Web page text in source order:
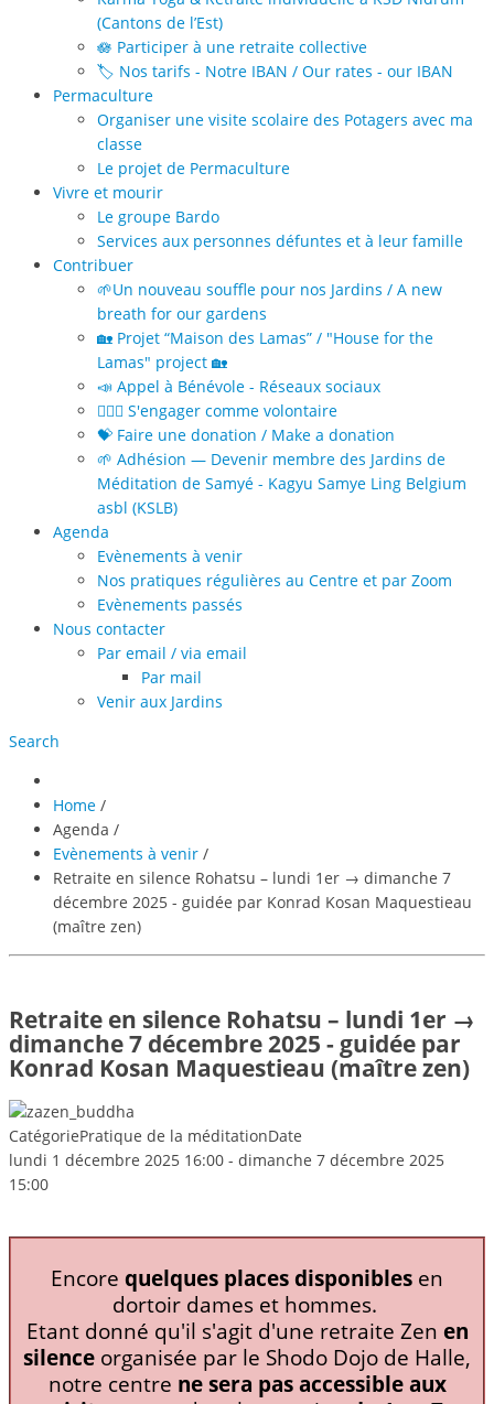
(Cantons de l’Est)
🪷 Participer à une retraite collective
🏷️ Nos tarifs - Notre IBAN / Our rates - our IBAN
Permaculture
Organiser une visite scolaire des Potagers avec ma
classe
Le projet de Permaculture
Vivre et mourir
Le groupe Bardo
Services aux personnes défuntes et à leur famille
Contribuer
🌱Un nouveau souffle pour nos Jardins / A new
breath for our gardens
🏡 Projet “Maison des Lamas” / "House for the
Lamas" project 🏡
📣 Appel à Bénévole - Réseaux sociaux
🙋🏻‍♀️ S'engager comme volontaire
💝 Faire une donation / Make a donation
🌱 Adhésion — Devenir membre des Jardins de
Méditation de Samyé - Kagyu Samye Ling Belgium
asbl (KSLB)
Agenda
Evènements à venir
Nos pratiques régulières au Centre et par Zoom
Evènements passés
Nous contacter
Par email / via email
Par mail
Venir aux Jardins
Search
Home /
Agenda /
Evènements à venir /
Retraite en silence Rohatsu – lundi 1er → dimanche 7
décembre 2025 - guidée par Konrad Kosan Maquestieau
(maître zen)
Retraite en silence Rohatsu – lundi 1er →
dimanche 7 décembre 2025 - guidée par
Konrad Kosan Maquestieau (maître zen)
CatégoriePratique de la méditationDate
lundi 1 décembre 2025 16:00 - dimanche 7 décembre 2025
15:00
Encore quelques places disponibles en
dortoir dames et hommes.
Etant donné qu'il s'agit d'une retraite Zen en
silence organisée par le Shodo Dojo de Halle,
notre centre ne sera pas accessible aux